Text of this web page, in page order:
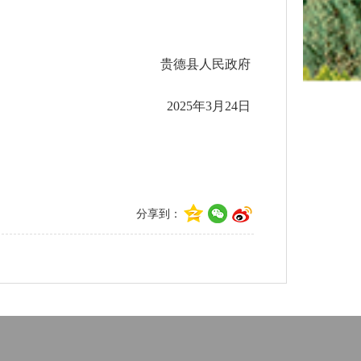
贵德县人民政府
2025年3月24日
分享到：